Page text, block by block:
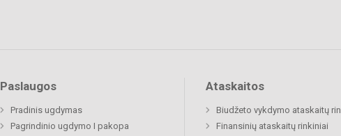
Paslaugos
Pradinis ugdymas
Pagrindinio ugdymo I pakopa
Ataskaitos
Biudžeto vykdymo ataskaitų
Finansinių ataskaitų rinkiniai